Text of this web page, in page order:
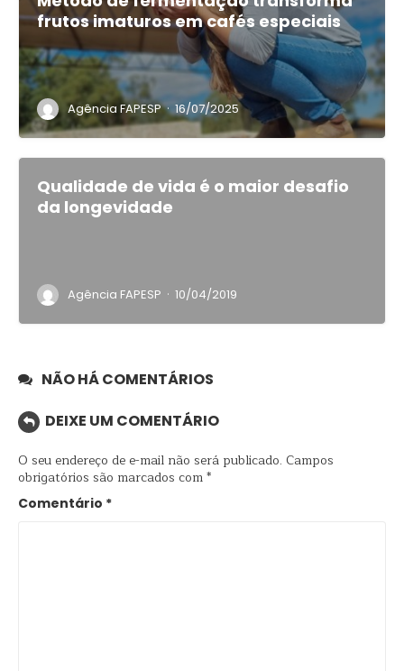
frutos imaturos em cafés especiais
Agência FAPESP · 16/07/2025
Qualidade de vida é o maior desafio
da longevidade
Agência FAPESP · 10/04/2019
NÃO HÁ COMENTÁRIOS
DEIXE UM COMENTÁRIO
O seu endereço de e-mail não será publicado. Campos
obrigatórios são marcados com*
Comentário *